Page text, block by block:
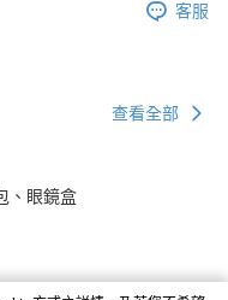
客服
查看全部
、眼鏡盒